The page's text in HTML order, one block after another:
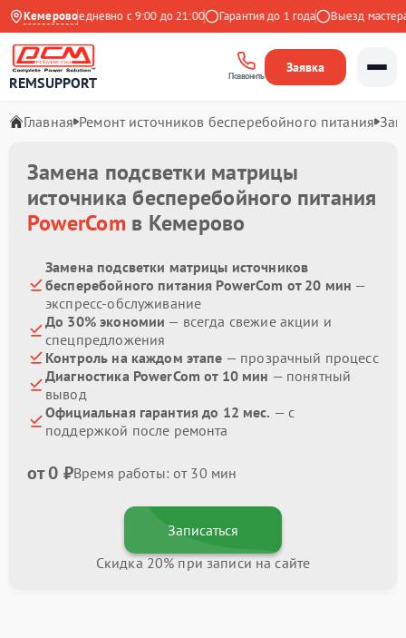
Кемерово
Ежедневно с 9:00 до 21:00 Гарантия до 1 года Выезд мастера
REMSUPPORT Позвонить
Заявка
Главная Ремонт источников бесперебойного питания
Замена подсветки матрицы
источника бесперебойного питания
PowerComв Кемерово
Замена подсветки матрицы источников
бесперебойного питания PowerCom от 20 мин —
экспресс-обслуживание
До 30% экономии — всегда свежие акции и
спецпредложения
Контроль на каждом этапе — прозрачный процесс
Диагностика PowerCom от 10 мин — понятный
вывод
Официальная гарантия до 12 мес. — с
поддержкой после ремонта
от 0 ₽Время работы: от 30 мин
Записаться
Скидка 20% при записи на сайте